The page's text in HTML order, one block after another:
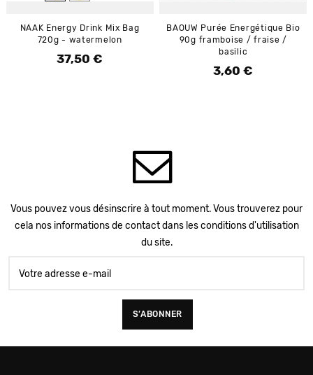
NAAK Energy Drink Mix Bag
720g - watermelon
Prix
37,50 €
BAOUW Purée Energétique Bio
90g framboise / fraise /
basilic
Prix
3,60 €
Vous pouvez vous désinscrire à tout moment. Vous trouverez pour
cela nos informations de contact dans les conditions d'utilisation
du site.